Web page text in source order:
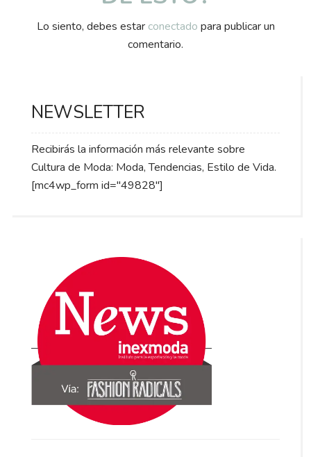
Lo siento, debes estar conectado para publicar un
comentario.
NEWSLETTER
Recibirás la información más relevante sobre
Cultura de Moda: Moda, Tendencias, Estilo de Vida.
[mc4wp_form id="49828"]